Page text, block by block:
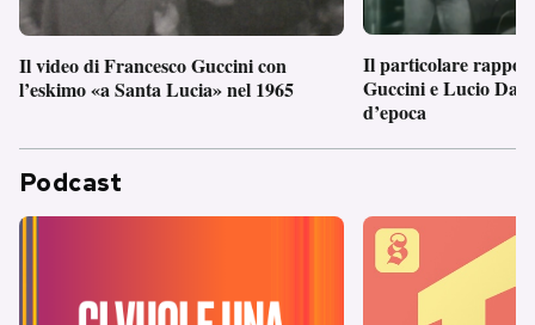
Il video di Francesco Guccini con
l’eskimo «a Santa Lucia» nel 1965
Il particolare
Guccini e Lucio
d’epoca
Podcast